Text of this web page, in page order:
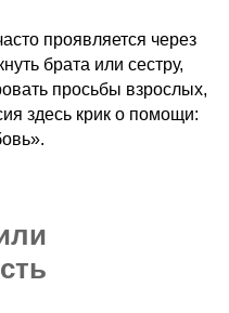
проявляется через
брата или сестру,
просьбы взрослых,
здесь крик о помощи: